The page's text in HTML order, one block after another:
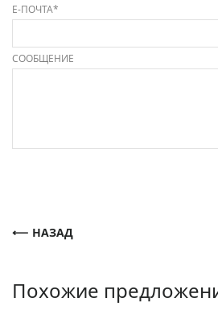
Е-ПОЧТА*
СООБЩЕНИЕ
НАЗАД
Похожие